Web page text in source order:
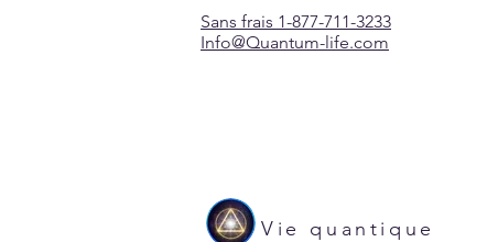
Sans frais 1-877-711-3233
Info@Quantum-life.com
Vie quantique